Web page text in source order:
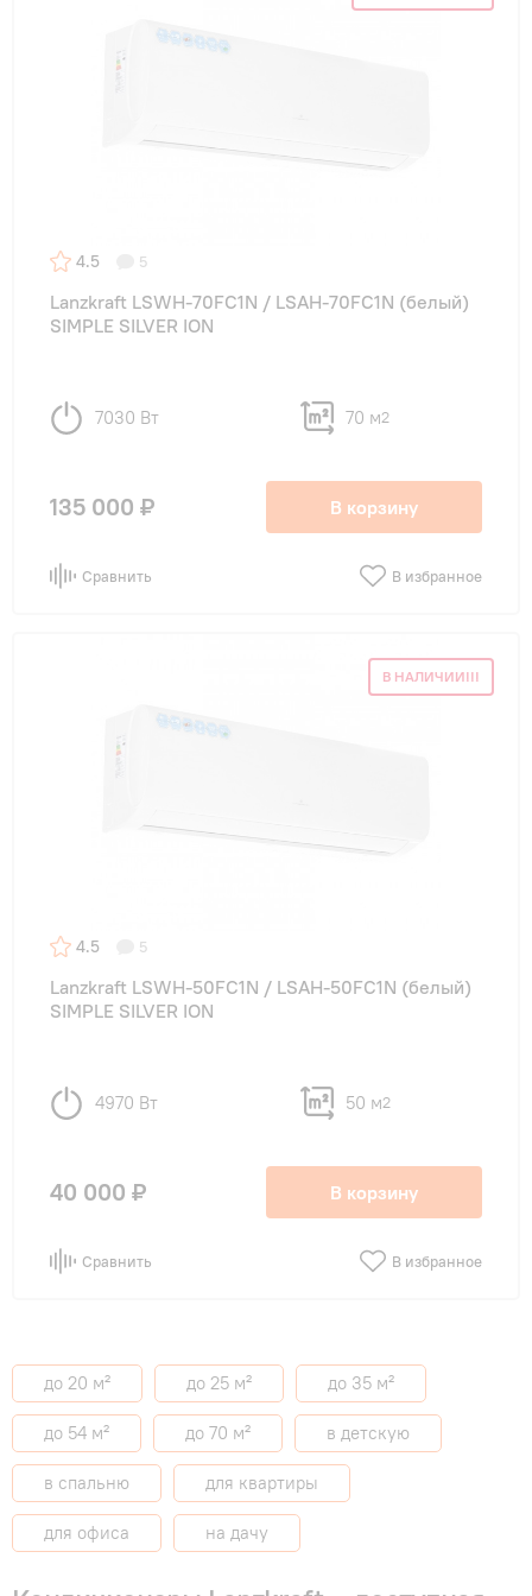
4.5 5
Lanzkraft LSWH-70FC1N / LSAH-70FC1N (белый)
SIMPLE SILVER ION
7030 Вт 70 м2
135 000 ₽ В корзину
Сравнить В избранное
В НАЛИЧИИ!!!
4.5 5
Lanzkraft LSWH-50FC1N / LSAH-50FC1N (белый)
SIMPLE SILVER ION
4970 Вт 50 м2
40 000 ₽ В корзину
Сравнить В избранное
до 20 м² до 25 м² до 35 м²
до 54 м² до 70 м² в детскую
в спальню для квартиры
для офиса на дачу